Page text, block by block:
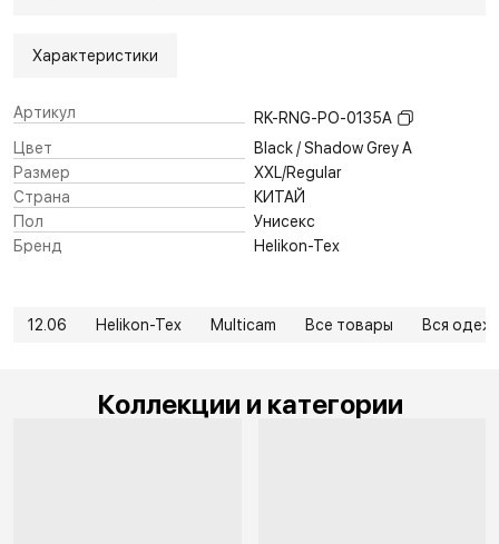
Характеристики
Артикул
RK-RNG-PO-0135A
Цвет
Black / Shadow Grey A
Размер
XXL/Regular
Страна
КИТАЙ
Пол
Унисекс
Бренд
Helikon-Tex
12.06 Helikon-Tex Multicam Все товары Вся
Коллекции и категории